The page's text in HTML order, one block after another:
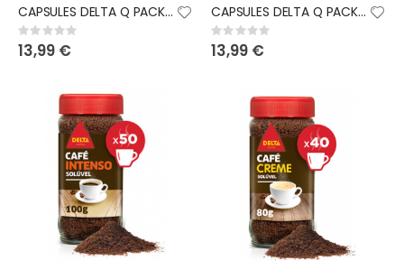
CAPSULES DELTA Q PACK XL QALIDUS N10 40UNI
Rating:
0%
13,99 €
CAPSULES DELTA Q PACK XL QHARACTER N9 40UNI
Rating:
0%
13,99 €